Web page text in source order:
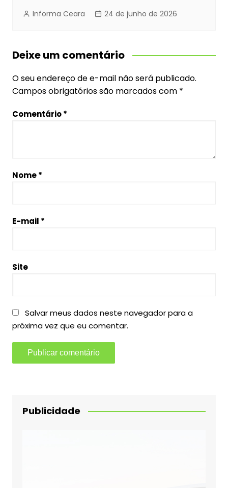
Informa Ceara 24 de junho de 2026
Deixe um comentário
O seu endereço de e-mail não será publicado.
Campos obrigatórios são marcados com *
Comentário*
Nome*
E-mail *
Site
Salvar meus dados neste navegador para a
próxima vez que eu comentar.
Publicidade